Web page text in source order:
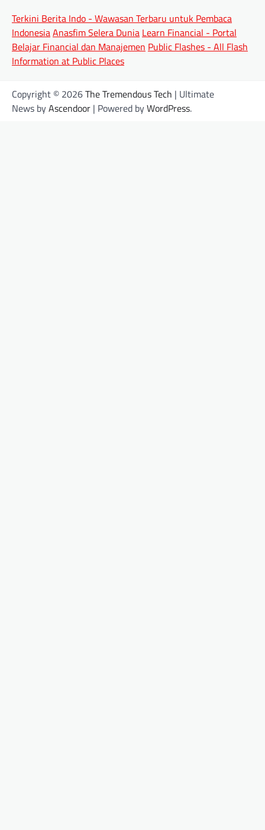
Terkini Berita Indo - Wawasan Terbaru untuk Pembaca
IndonesiaAnasfim Selera Dunia Learn Financial - Portal
Belajar Financial dan Manajemen Public Flashes - All Flash
Information at Public Places
Copyright © 2026The Tremendous Tech | Ultimate
News byAscendoor | Powered byWordPress.